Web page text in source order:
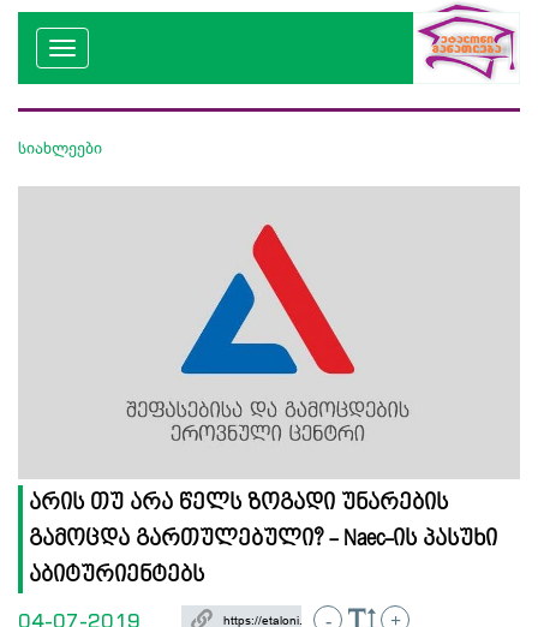
სიახლეები
არის თუ არა წელს ზოგადი უნარების
გამოცდა გართულებული? - Naec-ის პასუხი
აბიტურიენტებს
04-07-2019 - +